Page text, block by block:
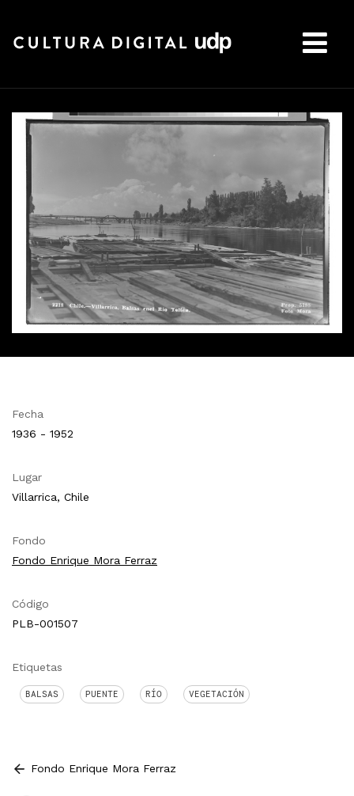
Fecha
1936 - 1952
Lugar
Villarrica, Chile
Fondo
Fondo Enrique Mora Ferraz
Código
PLB-001507
Etiquetas
BALSAS PUENTE RÍO VEGETACIÓN
Fondo Enrique Mora Ferraz